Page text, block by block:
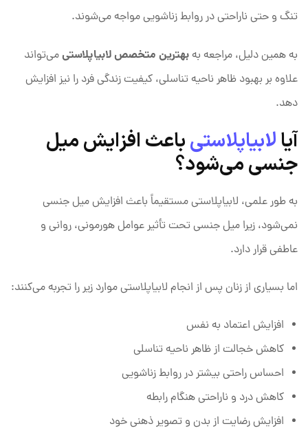
تنگ و حتی ناراحتی در روابط زناشویی مواجه می‌شوند.
به همین دلیل، مراجعه به بهترین متخصص لابیاپلاستیمی‌تواند
علاوه بر بهبود ظاهر ناحیه تناسلی، کیفیت زندگی فرد را نیز افزایش
دهد.
آیالابیاپلاستیباعث افزایش میل
جنسی می‌شود؟
به طور علمی، لابیاپلاستی مستقیماً باعث افزایش میل جنسی
نمی‌شود، زیرا میل جنسی تحت تأثیر عوامل هورمونی، روانی و
عاطفی قرار دارد.
اما بسیاری از زنان پس از انجام لابیاپلاستی موارد زیر را تجربه می‌کنند:
افزایش اعتماد به نفس
کاهش خجالت از ظاهر ناحیه تناسلی
احساس راحتی بیشتر در روابط زناشویی
کاهش درد و ناراحتی هنگام رابطه
افزایش رضایت از بدن و تصویر ذهنی خود